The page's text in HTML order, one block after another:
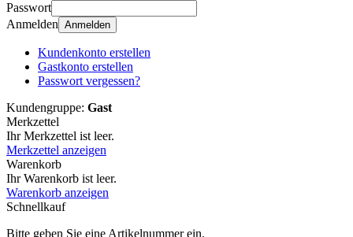
Passwort
Anmelden Anmelden
Kundenkonto erstellen
Gastkonto erstellen
Passwort vergessen?
Kundengruppe: Gast
Merkzettel
Ihr Merkzettel ist leer.
Merkzettel anzeigen
Warenkorb
Ihr Warenkorb ist leer.
Warenkorb anzeigen
Schnellkauf
Bitte geben Sie eine Artikelnummer ein.